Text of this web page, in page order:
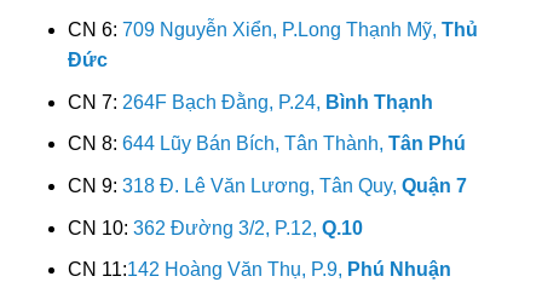
CN 6: 709 Nguyễn Xiển, P.Long Thạnh Mỹ, Thủ
Đức
CN 7: 264F Bạch Đằng, P.24, Bình Thạnh
CN 8: 644 Lũy Bán Bích, Tân Thành, Tân Phú
CN 9: 318 Đ. Lê Văn Lương, Tân Quy, Quận 7
CN 10: 362 Đường 3/2, P.12, Q.10
CN 11:142 Hoàng Văn Thụ, P.9, Phú Nhuận